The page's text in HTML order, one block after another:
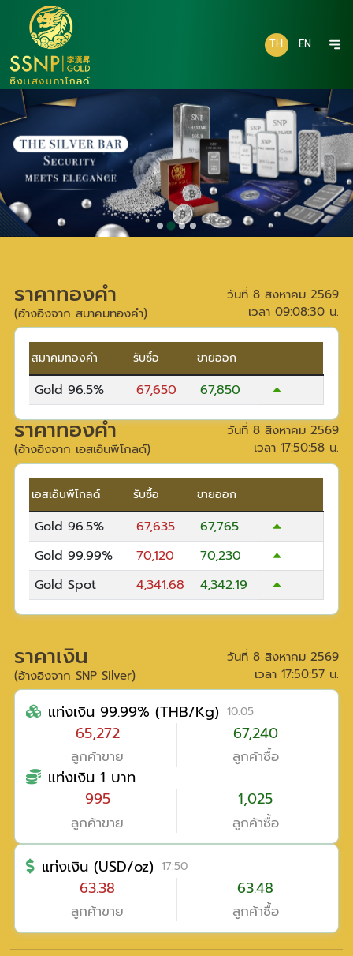
TH EN
ราคาทองคำ
(อ้างอิงจาก สมาคมทองคำ)
วันที่ 8 สิงหาคม 2569
เวลา 09:08:30น.
สมาคมทองคำ รับซื้อ ขายออก
Gold 96.5% 67,650 67,850
ราคาทองคำ
(อ้างอิงจาก เอสเอ็นพีโกลด์)
วันที่ 8 สิงหาคม 2569
เวลา 17:50:58น.
เอสเอ็นพีโกลด์ รับซื้อ ขายออก
Gold 96.5% 67,635
67,765
Gold 99.99%
70,120
70,230
Gold Spot
4,341.68 4,342.19
ราคาเงิน
(อ้างอิงจาก SNP Silver)
วันที่ 8 สิงหาคม 2569
เวลา 17:50:57น.
แท่งเงิน 99.99% (THB/Kg) 10:05
65,272
ลูกค้าขาย
67,240
ลูกค้าซื้อ
แท่งเงิน 1 บาท
995
ลูกค้าขาย
1,025
ลูกค้าซื้อ
แท่งเงิน (USD/oz) 17:50
63.38
ลูกค้าขาย
63.48
ลูกค้าซื้อ